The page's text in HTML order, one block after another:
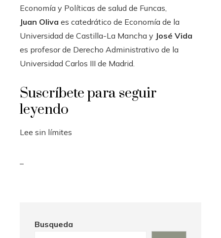
Economía y Políticas de salud de Funcas,
Juan Oliva es catedrático de Economía de la
Universidad de Castilla-La Mancha y José Vida
es profesor de Derecho Administrativo de la
Universidad Carlos III de Madrid.
Suscríbete para seguir
leyendo
Lee sin límites
Busqueda